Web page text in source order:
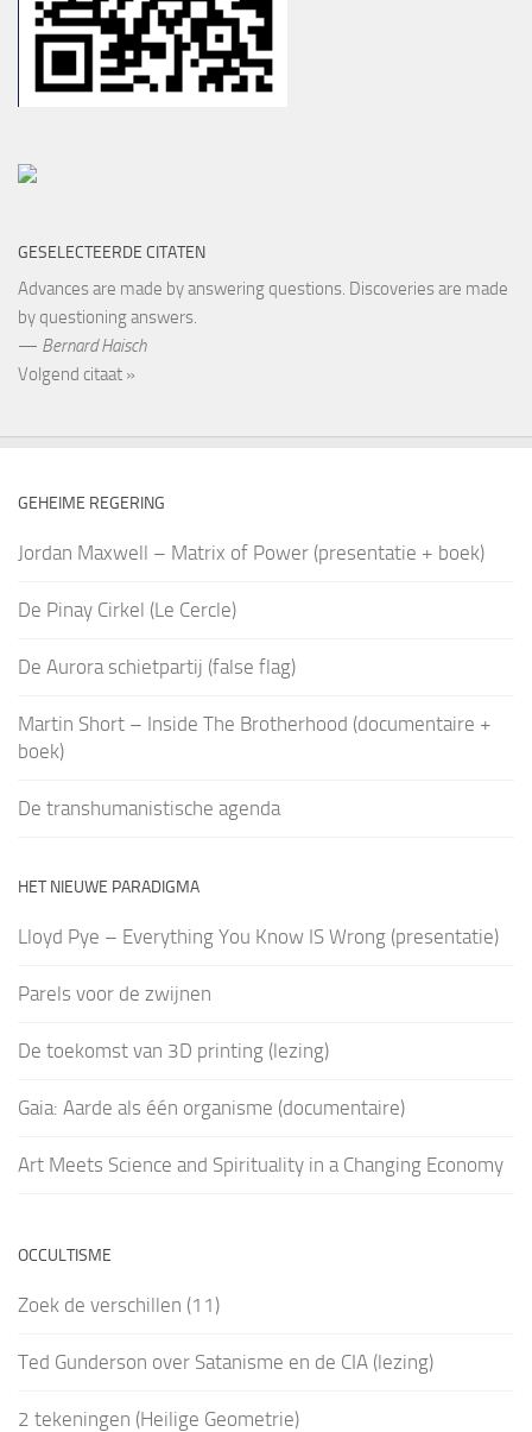
GESELECTEERDE CITATEN
Advances are made by answering questions. Discoveries are made
by questioning answers.
— Bernard Haisch
Volgend citaat »
GEHEIME REGERING
Jordan Maxwell – Matrix of Power (presentatie + boek)
De Pinay Cirkel (Le Cercle)
De Aurora schietpartij (false flag)
Martin Short – Inside The Brotherhood (documentaire +
boek)
De transhumanistische agenda
HET NIEUWE PARADIGMA
Lloyd Pye – Everything You Know IS Wrong (presentatie)
Parels voor de zwijnen
De toekomst van 3D printing (lezing)
Gaia: Aarde als één organisme (documentaire)
Art Meets Science and Spirituality in a Changing Economy
OCCULTISME
Zoek de verschillen (11)
Ted Gunderson over Satanisme en de CIA (lezing)
2 tekeningen (Heilige Geometrie)